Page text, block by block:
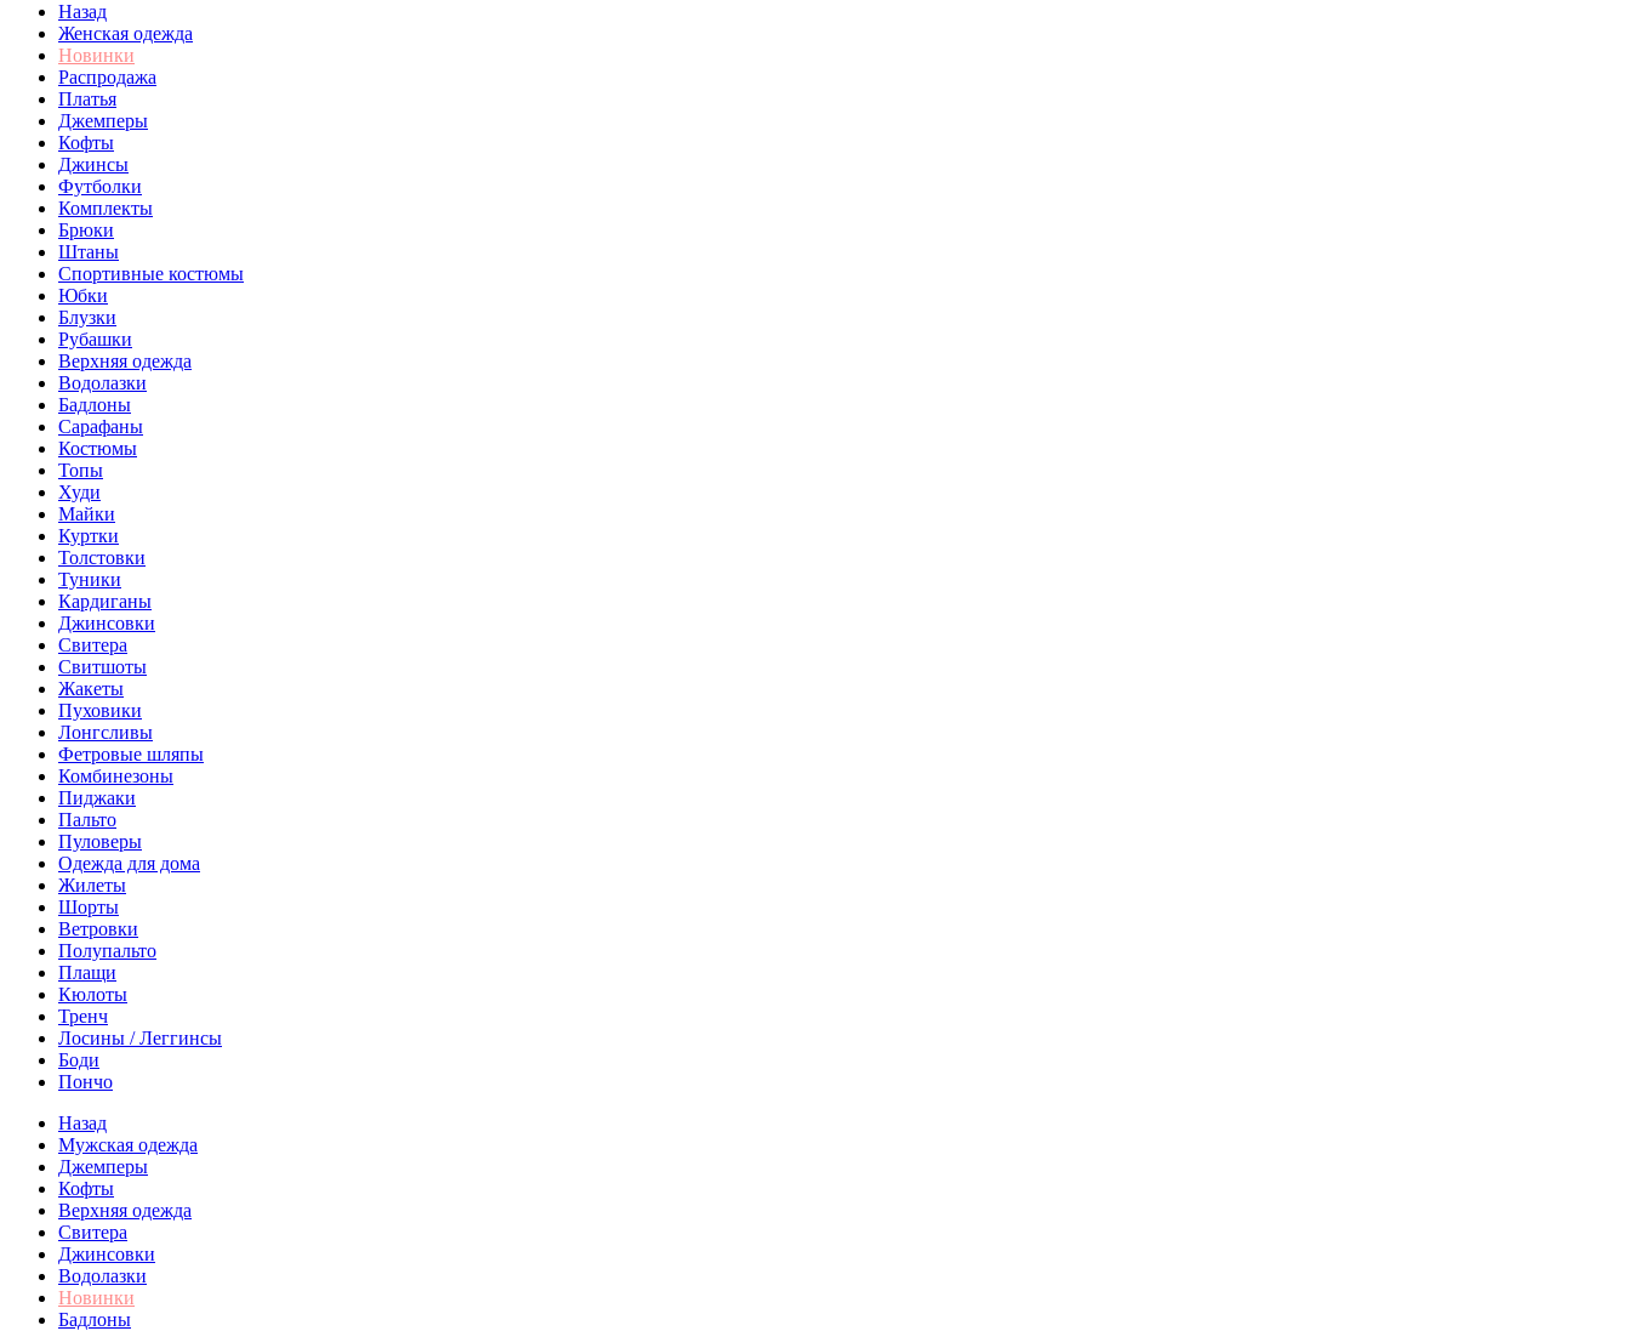
Назад
Женская одежда
Новинки
Распродажа
Платья
Джемперы
Кофты
Джинсы
Футболки
Комплекты
Брюки
Штаны
Спортивные костюмы
Юбки
Блузки
Рубашки
Верхняя одежда
Водолазки
Бадлоны
Сарафаны
Костюмы
Топы
Худи
Майки
Куртки
Толстовки
Туники
Кардиганы
Джинсовки
Свитера
Свитшоты
Жакеты
Пуховики
Лонгсливы
Фетровые шляпы
Комбинезоны
Пиджаки
Пальто
Пуловеры
Одежда для дома
Жилеты
Шорты
Ветровки
Полупальто
Плащи
Кюлоты
Тренч
Лосины / Леггинсы
Боди
Пончо
Назад
Мужская одежда
Джемперы
Кофты
Верхняя одежда
Свитера
Джинсовки
Водолазки
Новинки
Бадлоны